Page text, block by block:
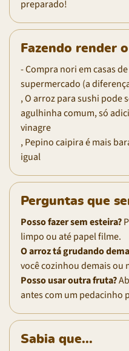
preparado!
Fazendo render
- Compra nori em casas
supermercado (a
, O arroz para sushi
agulhinha comum, só
vinagre
, Pepino caipira é mais
igual
Perguntas que
Posso fazer sem esteira?
limpo ou até papel filme.
O arroz tá grudando
você cozinhou demais ou
Posso usar outra fruta?
antes com um pedacinho
Sabia que...